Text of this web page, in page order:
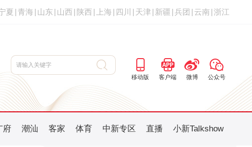
夏 青海 山东 山西 陕西 上海 四川 天津 新疆 兵团 云南 浙江
移动版 客户端 微博 公众号
府 潮汕 客家 体育 中新专区 直播 小新Talkshow